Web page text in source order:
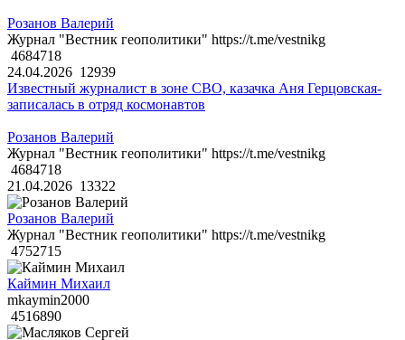
Розанов Валерий
Журнал "Вестник геополитики" https://t.me/vestnikg
4684718
24.04.2026 12939
Известный журналист в зоне СВО, казачка Аня Герцовская-
записалась в отряд космонавтов
Розанов Валерий
Журнал "Вестник геополитики" https://t.me/vestnikg
4684718
21.04.2026 13322
Розанов Валерий
Журнал "Вестник геополитики" https://t.me/vestnikg
4752715
Каймин Михаил
mkaymin2000
4516890